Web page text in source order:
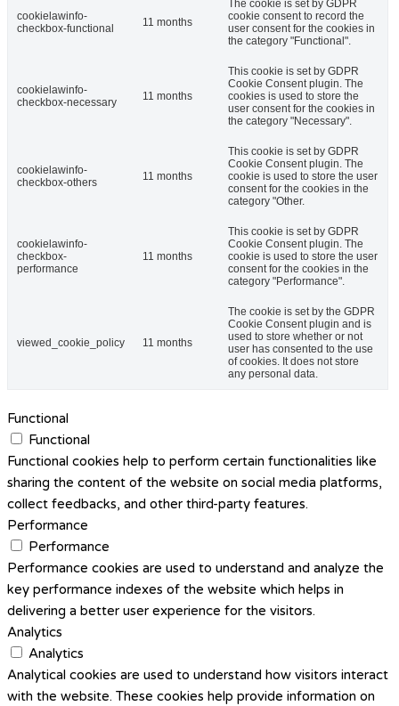
cookielawinfo-
checkbox-functional
11 months
The cookie is set by GDPR
cookie consent to record the
user consent for the cookies in
the category "Functional".
cookielawinfo-
checkbox-necessary
11 months
This cookie is set by GDPR
Cookie Consent plugin. The
cookies is used to store the
user consent for the cookies in
the category "Necessary".
cookielawinfo-
checkbox-others
11 months
This cookie is set by GDPR
Cookie Consent plugin. The
cookie is used to store the user
consent for the cookies in the
category "Other.
cookielawinfo-
checkbox-
performance
11 months
This cookie is set by GDPR
Cookie Consent plugin. The
cookie is used to store the user
consent for the cookies in the
category "Performance".
viewed_cookie_policy 11 months
The cookie is set by the GDPR
Cookie Consent plugin and is
used to store whether or not
user has consented to the use
of cookies. It does not store
any personal data.
Functional
Functional
Functional cookies help to perform certain functionalities like
sharing the content of the website on social media platforms,
collect feedbacks, and other third-party features.
Performance
Performance
Performance cookies are used to understand and analyze the
key performance indexes of the website which helps in
delivering a better user experience for the visitors.
Analytics
Analytics
Analytical cookies are used to understand how visitors interact
with the website. These cookies help provide information on